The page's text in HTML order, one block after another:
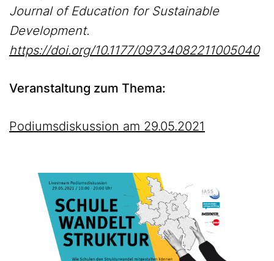
Journal of Education for Sustainable
Development.
https://doi.org/10.1177/09734082211005040
Veranstaltung zum Thema:
Podiumsdiskussion am 29.05.2021